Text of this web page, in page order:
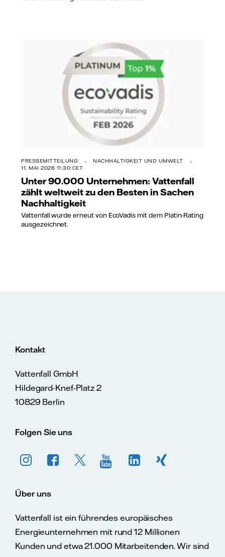
PRESSEMITTEILUNG
NACHHALTIGKEIT UND UMWELT
11. MAI 2026 11:30 CET
Unter 90.000 Unternehmen: Vattenfall
zählt weltweit zu den Besten in Sachen
Nachhaltigkeit
Vattenfall wurde erneut von EcoVadis mit dem Platin-Rating
ausgezeichnet.
Kontakt
Vattenfall GmbH
Hildegard-Knef-Platz 2
10829 Berlin
Folgen Sie uns
Über uns
Vattenfall ist ein führendes europäisches
Energieunternehmen mit rund 12 Millionen
Kunden und etwa 21.000 Mitarbeitenden. Wir sind